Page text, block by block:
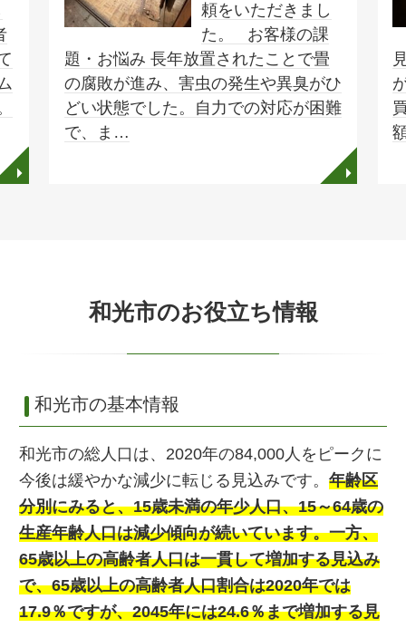
◥
頼をいただきまし
た。 お客様の課
題・お悩み 長年放置されたことで畳
の腐敗が進み、害虫の発生や異臭がひ
どい状態でした。自力での対応が困難
で、ま…
◥
和光市のお役立ち情報
和光市の基本情報
和光市の総人口は、2020年の84,000人をピークに
今後は緩やかな減少に転じる見込みです。 年齢区
分別にみると、15歳未満の年少人口、15～64歳の
生産年齢人口は減少傾向が続いています。一方、
65歳以上の高齢者人口は一貫して増加する見込み
で、65歳以上の高齢者人口割合は2020年では
17.9％ですが、2045年には24.6％まで増加する見